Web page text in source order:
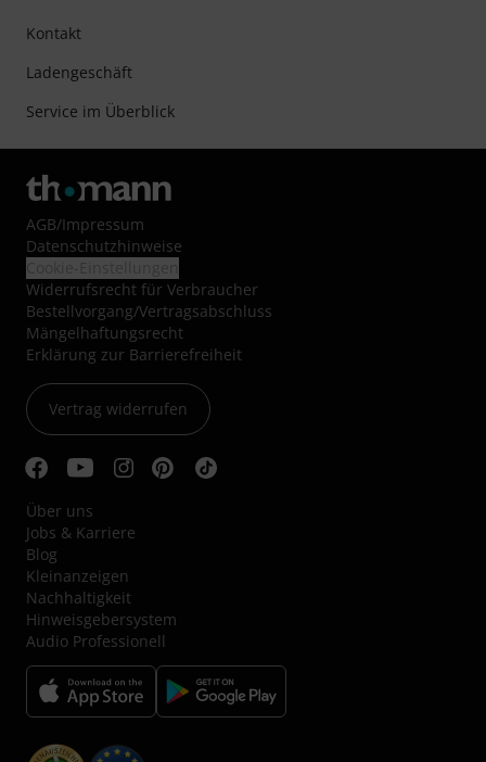
Kontakt
Ladengeschäft
Service im Überblick
AGB/Impressum
Datenschutzhinweise
Widerrufsrecht für Verbraucher
Bestellvorgang/Vertragsabschluss
Mängelhaftungsrecht
Erklärung zur Barrierefreiheit
Vertrag widerrufen
Über uns
Jobs & Karriere
Blog
Kleinanzeigen
Nachhaltigkeit
Hinweisgebersystem
Audio Professionell